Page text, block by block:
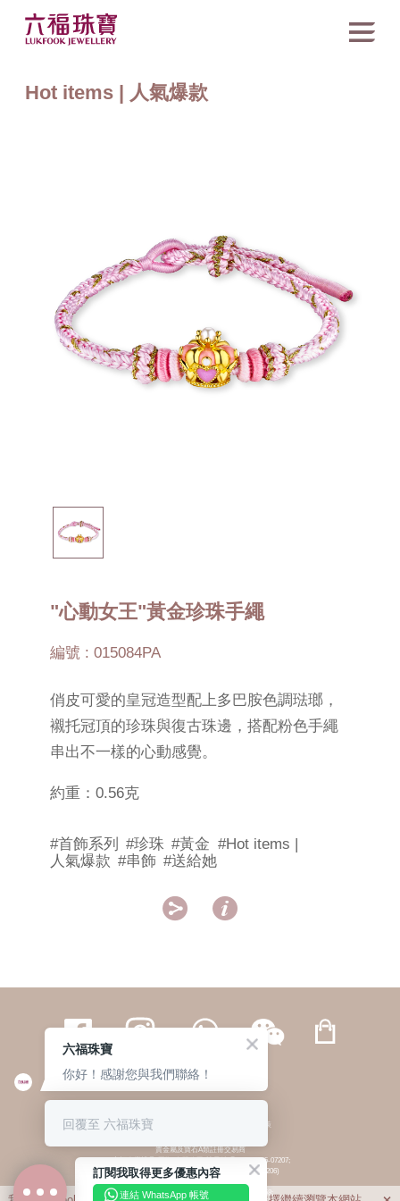
Hot items | 人氣爆款
"心動女王"黃金珍珠手繩
編號 : 015084PA
俏皮可愛的皇冠造型配上多巴胺色調琺瑯，
襯托冠頂的珍珠與復古珠邊，搭配粉色手繩
串出不一樣的心動感覺。
約重：0.56克
#首飾系列 #珍珠 #黃金 #Hot items |
人氣爆款 #串飾 #送給她
 
繁體 | 簡体
© 六福集團 版權所有 不得轉載 私隱政策
貴金屬及寶石A類註冊交易商
(六福企業禮品(國際)有限公司-註冊號碼:A-B-24-05-07207;
六福電子商貿有限公司-註冊號碼:A-B-24-05-07206)
貴金屬及寶石B類註冊交易商
(六福集團有限公司-註冊號碼:B-B-24-05-07258;
訂閱我取得更多優惠內容
連結 WhatsApp 帳號
六福珠寶
你好！感謝您與我們聯絡！
回覆至 六福珠寶